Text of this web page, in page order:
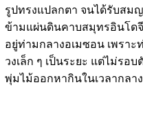
รูปทรงแปลกตา จนได้รับสม
ข้ามแผ่นดินคาบสมุทรอินโด
อยู่ท่ามกลางอเมซอน เพรา
วงเล็ก ๆ เป็นระยะ แต่ไม่ร
พุ่มไม้ออกหากินในเวลากล